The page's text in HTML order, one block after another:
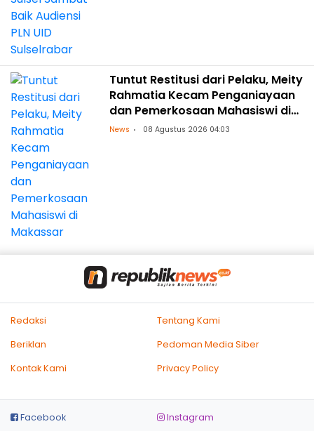
Tuntut Restitusi dari Pelaku, Meity
Rahmatia Kecam Penganiayaan
dan Pemerkosaan Mahasiswi di
Makassar
News 08 Agustus 2026 04:03
Redaksi
Tentang Kami
Beriklan
Pedoman Media Siber
Kontak Kami
Privacy Policy
Facebook Instagram